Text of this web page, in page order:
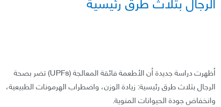
أظهرت دراسة جديدة أن الأطعمة فائقة المعالجة (UPFs) تضر بصحة
الرجال بثلاث طرق رئيسية: زيادة الوزن، واضطراب الهرمونات الطبيعية،
وانخفاض جودة الحيوانات المنوية.